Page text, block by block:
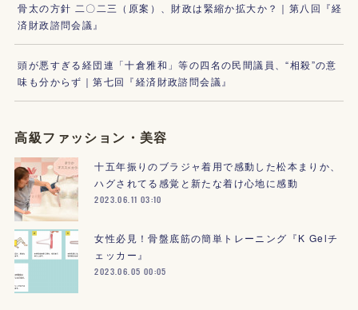
骨太の方針 二〇二三（原案）、財政は緊縮か拡大か？｜第八回『経
済財政諮問会議』
頭が悪すぎる経団連「十倉雅和」等の四名の民間議員、“相殺”の意
味も分からず｜第七回『経済財政諮問会議』
高級ファッション・美容
十五年振りのブラジャ着用で感動した松本まりか、
ハグされてる感覚と新たな着け心地に感動
2023.06.11 03:10
女性必見！骨盤底筋の簡単トレーニング『K Gelチ
ェッカー』
2023.06.05 00:05